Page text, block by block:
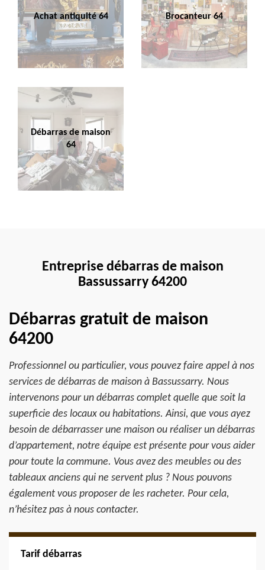
Achat antiquité 64 Brocanteur 64
Débarras de maison
64
Entreprise débarras de maison
Bassussarry 64200
Débarras gratuit de maison
64200
Professionnel ou particulier, vous pouvez faire appel à nos
services de débarras de maison à Bassussarry. Nous
intervenons pour un débarras complet quelle que soit la
superficie des locaux ou habitations. Ainsi, que vous ayez
besoin de débarrasser une maison ou réaliser un débarras
d’appartement, notre équipe est présente pour vous aider
pour toute la commune. Vous avez des meubles ou des
tableaux anciens qui ne servent plus ? Nous pouvons
également vous proposer de les racheter. Pour cela,
n’hésitez pas à nous contacter.
Tarif débarras